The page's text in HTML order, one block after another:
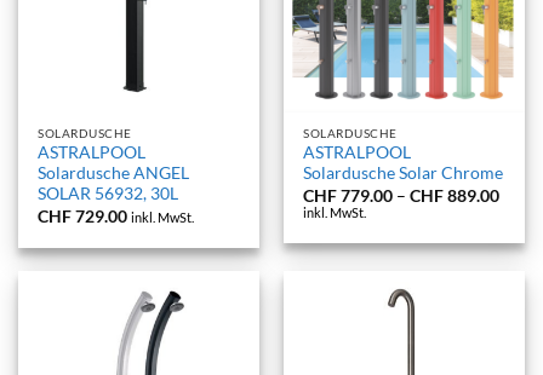
SOLARDUSCHE
ASTRALPOOL
Solardusche ANGEL
SOLAR 56932, 30L
CHF729.00 inkl. MwSt.
SOLARDUSCHE
ASTRALPOOL
Solardusche Solar Chrome
CHF779.00 –CHF889.00
CHF
inkl. MwSt.